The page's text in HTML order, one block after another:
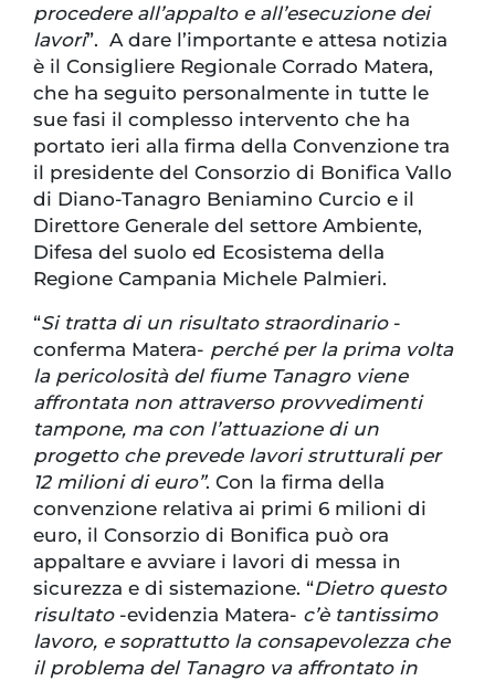
procedere all’appalto e all’esecuzione dei
lavori”. A dare l’importante e attesa notizia
è il Consigliere Regionale Corrado Matera,
che ha seguito personalmente in tutte le
sue fasi il complesso intervento che ha
portato ieri alla firma della Convenzione tra
il presidente del Consorzio di Bonifica Vallo
di Diano-Tanagro Beniamino Curcio e il
Direttore Generale del settore Ambiente,
Difesa del suolo ed Ecosistema della
Regione Campania Michele Palmieri.
“Si tratta di un risultato straordinario -
conferma Matera- perché per la prima volta
la pericolosità del fiume Tanagro viene
affrontata non attraverso provvedimenti
tampone, ma con l’attuazione di un
progetto che prevede lavori strutturali per
12 milioni di euro”. Con la firma della
convenzione relativa ai primi 6 milioni di
euro, il Consorzio di Bonifica può ora
appaltare e avviare i lavori di messa in
sicurezza e di sistemazione. “Dietro questo
risultato-evidenzia Matera- c’è tantissimo
lavoro, e soprattutto la consapevolezza che
il problema del Tanagro va affrontato in